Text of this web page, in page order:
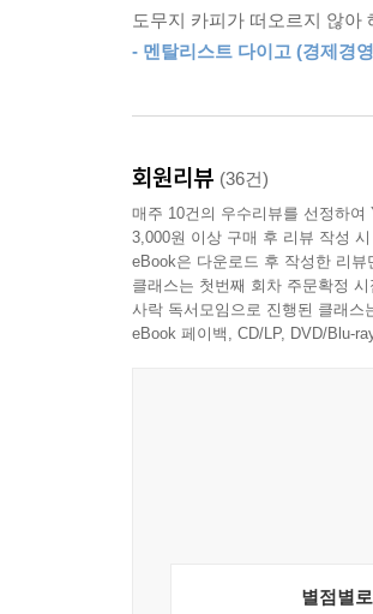
경제지를 구독하지 않으면 정
이렇듯 엄청난 성공을 거둔
[ 고객이 안고 있는 고통
이 지금 당장 구입하게
이것이 카피의 이면에 설계되
여전히 응용되어 쓰이고 있는
법칙하에 지금도 생물처럼
문장기술, e커머스 등 4개 분
도무지 카피가 떠오르지 않아
- 멘탈리스트 다이고 (경제경
회원리뷰 (36건)
매주 10건의 우수리뷰를 선정하
3,000원 이상 구매 후 리뷰 작성 시
eBook은 다운로드 후 작성한 리
클래스는 첫번째 회차 주문확정
사락 독서모임으로 진행된 클래
eBook 페이백, CD/LP, DVD/Blu-
별점별